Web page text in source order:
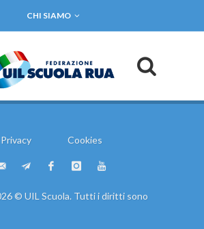
CHI SIAMO
Privacy Cookies
© UIL Scuola. Tutti i diritti sono